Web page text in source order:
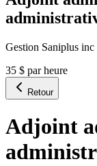
Gestion Saniplus inc
35 $ par heure
Retour
Adjoint